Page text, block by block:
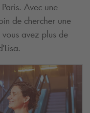
Avec une
de chercher une
avez plus de